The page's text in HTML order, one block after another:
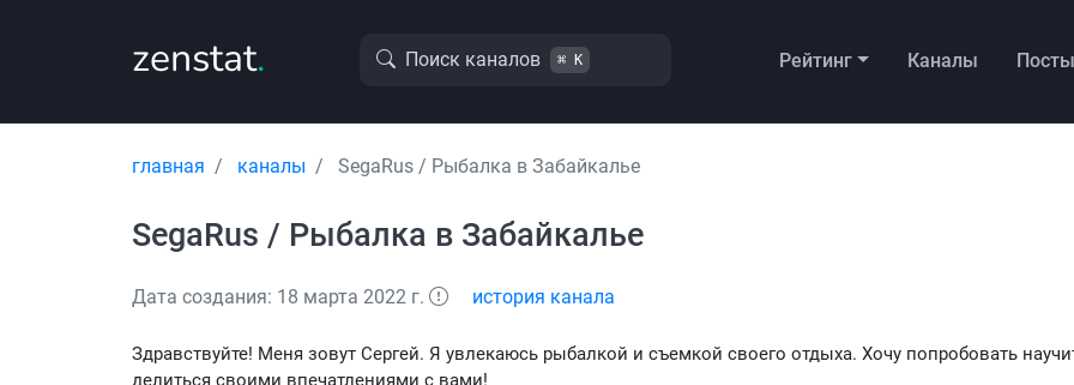
zenstat. Поиск каналов ⌘ K Рейтинг Каналы Посты
главная каналы SegaRus / Рыбалка в Забайкалье
SegaRus / Рыбалка в Забайкалье
Дата создания: 18 марта 2022 г. история канала
Здравствуйте! Меня зовут Сергей. Я увлекаюсь рыбалкой и съемкой своего отдыха. Хочу попробовать
делиться своими впечатлениями с вами!